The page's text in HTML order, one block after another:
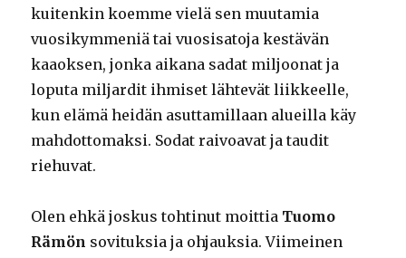
kuitenkin koemme vielä sen muutamia
vuosikymmeniä tai vuosisatoja kestävän
kaaoksen, jonka aikana sadat miljoonat ja
loputa miljardit ihmiset lähtevät liikkeelle,
kun elämä heidän asuttamillaan alueilla käy
mahdottomaksi. Sodat raivoavat ja taudit
riehuvat.
Olen ehkä joskus tohtinut moittia Tuomo
Rämön sovituksia ja ohjauksia. Viimeinen